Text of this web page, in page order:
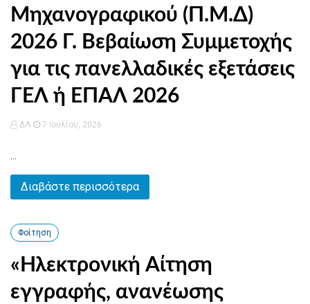
Μηχανογραφικού (Π.Μ.Δ)
2026 Γ. Βεβαίωση Συμμετοχής
για τις πανελλαδικές εξετάσεις
ΓΕΛ ή ΕΠΑΛ 2026
ΔΛ 7 Ιουλίου, 2026
...
Διαβάστε περισσότερα
Φοίτηση
«Ηλεκτρονική Αίτηση
εγγραφής, ανανέωσης